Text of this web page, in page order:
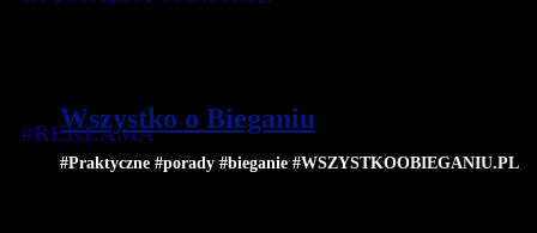
Wszystko o Bieganiu
#Praktyczne #porady #bieganie #WSZYSTKOOBIEGANIU.PL
#REKLAMA